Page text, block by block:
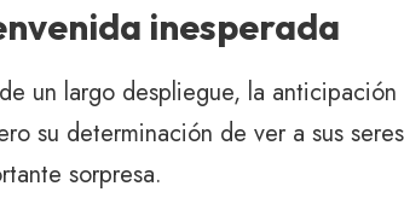
inesperada
un largo despliegue, la
su determinación de ver a sus
sorpresa.